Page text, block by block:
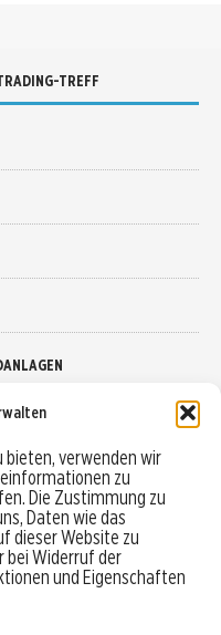
bieten, verwenden wir
zu
Die Zustimmung zu
Daten wie das
dieser Website zu
bei Widerruf der
und Eigenschaften
TREFF